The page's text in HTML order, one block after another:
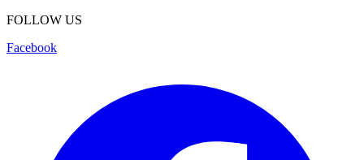
FOLLOW US
Facebook